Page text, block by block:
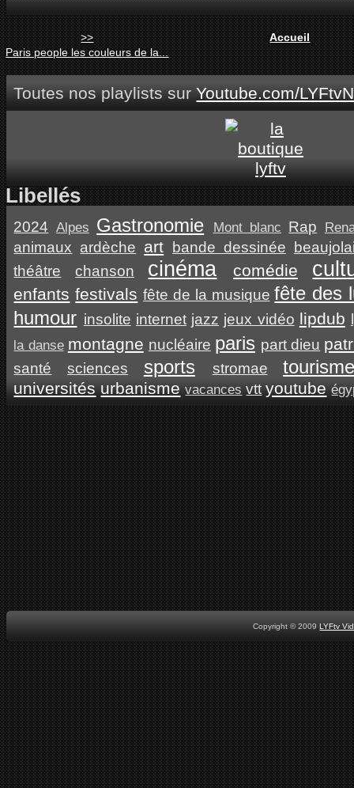
>>
Paris people les couleurs de la...
Accueil
Toutes nos playlists surYoutube.com/
Libellés
2024 Alpes Gastronomie Mont blanc Rap
animaux ardèche art bande dessinée
théâtre
chanson cinéma comédie
enfants festivals fête de la musique fête des
humour insolite internet jazz jeux vidéo lipdub
la danse montagne nucléaire paris part dieu
santé sciences sports stromae
universités urbanisme vacances vtt youtube
Copyright © 2009LYFtv